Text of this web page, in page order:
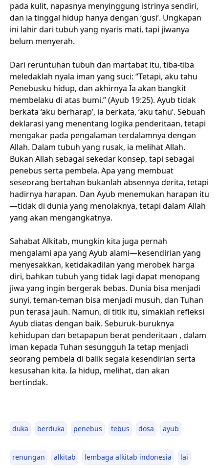
pada kulit, napasnya menyinggung istrinya sendiri,
dan ia tinggal hidup hanya dengan ‘gusi’. Ungkapan
ini lahir dari tubuh yang nyaris mati, tapi jiwanya
belum menyerah.
Dari reruntuhan tubuh dan martabat itu, tiba-tiba
meledaklah nyala iman yang suci: “Tetapi, aku tahu
Penebusku hidup, dan akhirnya Ia akan bangkit
membelaku di atas bumi.” (Ayub 19:25). Ayub tidak
berkata ‘aku berharap’, ia berkata, ‘aku tahu’. Sebuah
deklarasi yang menentang logika penderitaan, tetapi
mengakar pada pengalaman terdalamnya dengan
Allah. Dalam tubuh yang rusak, ia melihat Allah.
Bukan Allah sebagai sekedar konsep, tapi sebagai
penebus serta pembela. Apa yang membuat
seseorang bertahan bukanlah absennya derita, tetapi
hadirnya harapan. Dan Ayub menemukan harapan itu
—tidak di dunia yang menolaknya, tetapi dalam Allah
yang akan mengangkatnya.
Sahabat Alkitab, mungkin kita juga pernah
mengalami apa yang Ayub alami—kesendirian yang
menyesakkan, ketidakadilan yang merobek harga
diri, bahkan tubuh yang tidak lagi dapat menopang
jiwa yang ingin bergerak bebas. Dunia bisa menjadi
sunyi, teman-teman bisa menjadi musuh, dan Tuhan
pun terasa jauh. Namun, di titik itu, simaklah refleksi
Ayub diatas dengan baik. Seburuk-buruknya
kehidupan dan betapapun berat penderitaan , dalam
iman kepada Tuhan sesungguh Ia tetap menjadi
seorang pembela di balik segala kesendirian serta
kesusahan kita. Ia hidup, melihat, dan akan
bertindak.
duka berduka penebus tebus dosa ayub
renungan alkitab lembaga alkitab indonesia lai